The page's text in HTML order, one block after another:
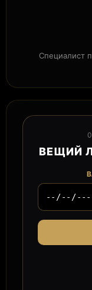
Специалист
ВЕЩИЙ